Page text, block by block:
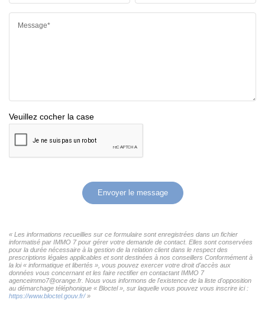
Message*
Veuillez cocher la case
Envoyer le message
« Les informations recueillies sur ce formulaire sont enregistrées dans un fichier
informatisé par IMMO 7 pour gérer votre demande de contact. Elles sont conservées
pour la durée nécessaire à la gestion de la relation client dans le respect des
prescriptions légales applicables et sont destinées à nos conseillers Conformément à
la loi « informatique et libertés », vous pouvez exercer votre droit d'accès aux
données vous concernant et les faire rectifier en contactant IMMO 7
agenceimmo7@orange.fr. Nous vous informons de l'existence de la liste d'opposition
au démarchage téléphonique « Bloctel », sur laquelle vous pouvez vous inscrire ici :
https://www.bloctel.gouv.fr/»